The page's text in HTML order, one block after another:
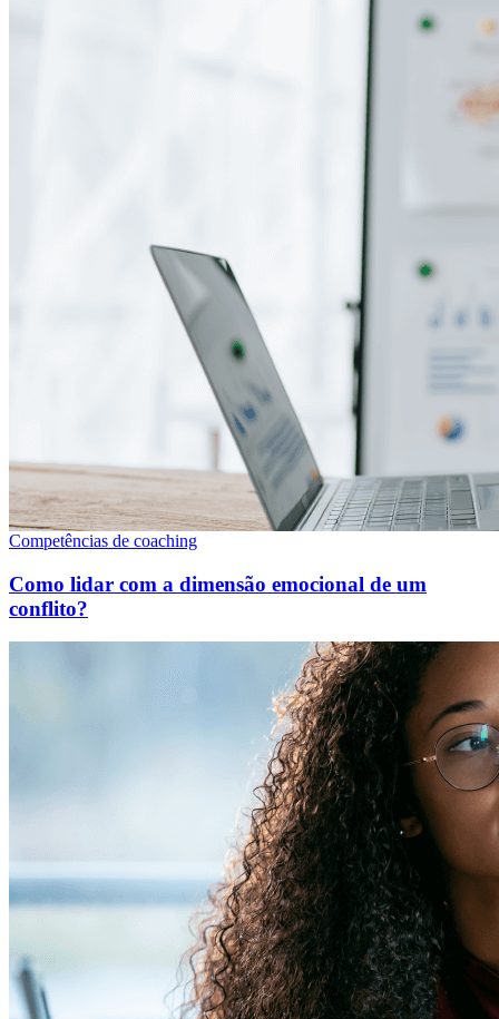
Competências de coaching
Como lidar com a dimensão emocional de um
conflito?